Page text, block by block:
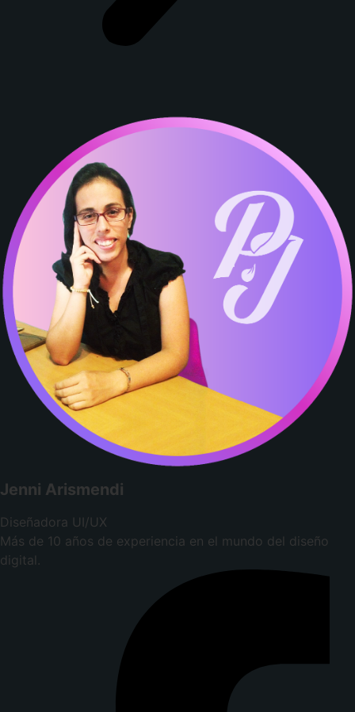
Jenni Arismendi
Diseñadora UI/UX
Más de 10 años de experiencia en el mundo del diseño
digital.